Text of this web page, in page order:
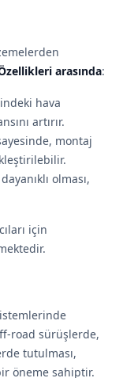
arasında:
hava
artırır.
montaj
olması,
için
road sürüşlerde,
tutulması,
öneme sahiptir.